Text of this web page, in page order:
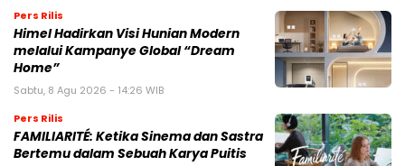
Pers Rilis
Himel Hadirkan Visi Hunian Modern
melalui Kampanye Global “Dream
Home”
Sabtu, 8 Agu 2026 - 14:26 WIB
Pers Rilis
FAMILIARITÉ: Ketika Sinema dan Sastra
Bertemu dalam Sebuah Karya Puitis